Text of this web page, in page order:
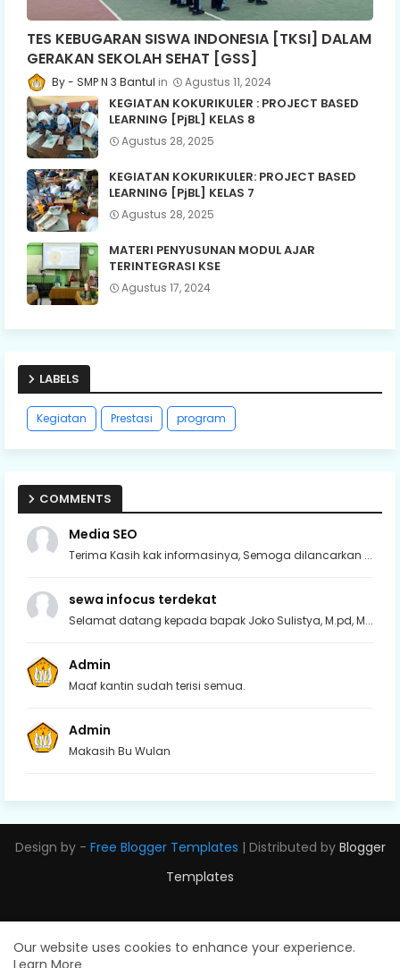
TES KEBUGARAN SISWA INDONESIA [TKSI] DALAM
GERAKAN SEKOLAH SEHAT [GSS]
SMP N 3 Bantul Agustus 11, 2024
KEGIATAN KOKURIKULER : PROJECT BASED
LEARNING [PjBL] KELAS 8
Agustus 28, 2025
KEGIATAN KOKURIKULER: PROJECT BASED
LEARNING [PjBL] KELAS 7
Agustus 28, 2025
MATERI PENYUSUNAN MODUL AJAR
TERINTEGRASI KSE
Agustus 17, 2024
LABELS
Kegiatan Prestasi program
COMMENTS
Media SEO
Terima Kasih kak informasinya, Semoga dilancarkan ...
sewa infocus terdekat
Selamat datang kepada bapak Joko Sulistya, M.pd, M...
Admin
Maaf kantin sudah terisi semua.
Admin
Makasih Bu Wulan
Design by - Free Blogger Templates | Distributed by Blogger
Templates
Our website uses cookies to enhance your experience.
Learn More